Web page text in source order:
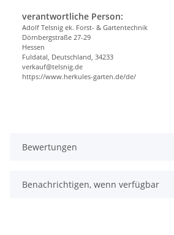
verantwortliche Person:
Adolf Telsnig ek. Forst- & Gartentechnik
Dörnbergstraße 27-29
Hessen
Fuldatal, Deutschland, 34233
verkauf@telsnig.de
https://www.herkules-garten.de/de/
Bewertungen
Benachrichtigen, wenn verfügbar